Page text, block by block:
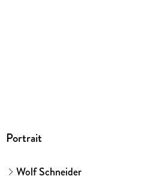
Portrait
Wolf Schneider